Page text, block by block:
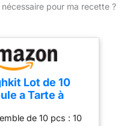
pour ma recette ?
Lot de 10
a Tarte à
10 cm X10
de 10 pcs : 10